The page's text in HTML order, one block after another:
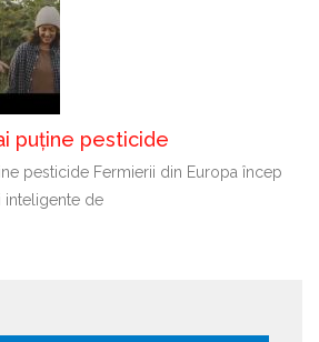
puține pesticide
pesticide Fermierii din Europa încep
inteligente de